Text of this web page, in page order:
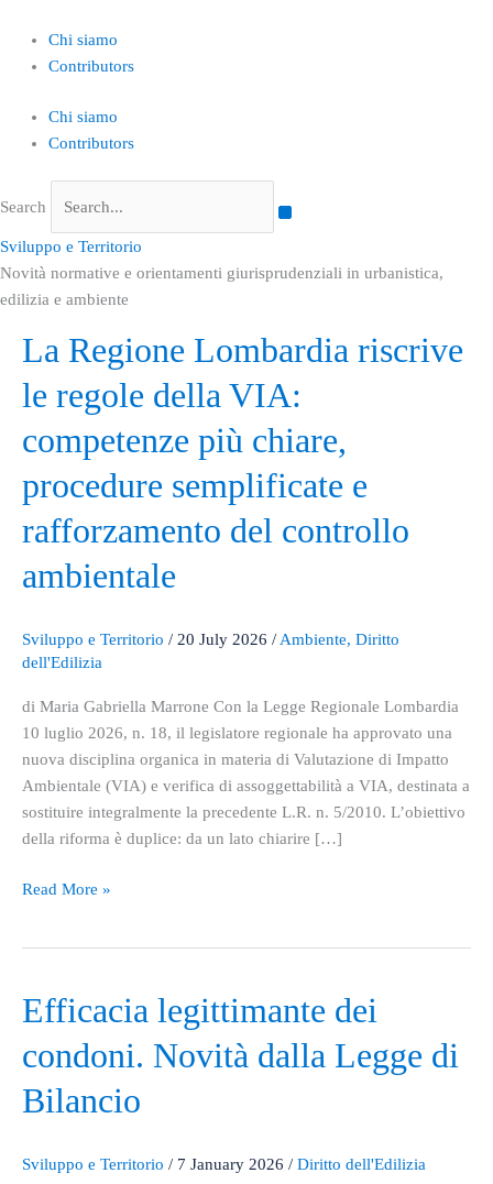
content
Chi siamo
Contributors
Chi siamo
Contributors
Search
Sviluppo e Territorio
Novità normative e orientamenti giurisprudenziali in urbanistica,
edilizia e ambiente
La Regione Lombardia riscrive
le regole della VIA:
competenze più chiare,
procedure semplificate e
rafforzamento del controllo
ambientale
Sviluppo e Territorio / 20 July 2026 / Ambiente, Diritto
dell'Edilizia
di Maria Gabriella Marrone Con la Legge Regionale Lombardia
10 luglio 2026, n. 18, il legislatore regionale ha approvato una
nuova disciplina organica in materia di Valutazione di Impatto
Ambientale (VIA) e verifica di assoggettabilità a VIA, destinata a
sostituire integralmente la precedente L.R. n. 5/2010. L’obiettivo
della riforma è duplice: da un lato chiarire […]
La
Regione
Lombardia
le
della
VIA:
più
procedure
semplificate
rafforzamento
del
controllo
ambientale
Read More »
Efficacia legittimante dei
condoni. Novità dalla Legge di
Bilancio
Sviluppo e Territorio / 7 January 2026 / Diritto dell'Edilizia
Efficacia
legittimante
dei
Novità
Legge